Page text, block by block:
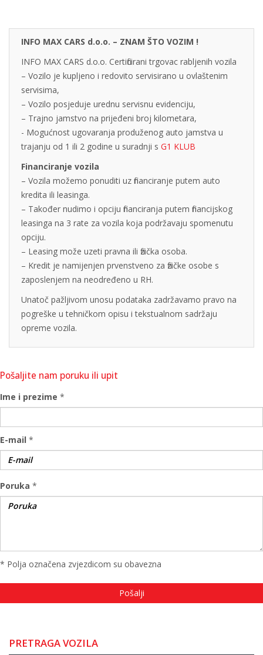
INFO MAX CARS d.o.o. – ZNAM ŠTO VOZIM !
INFO MAX CARS d.o.o. Certificirani trgovac rabljenih vozila
– Vozilo je kupljeno i redovito servisirano u ovlaštenim
servisima,
– Vozilo posjeduje urednu servisnu evidenciju,
– Trajno jamstvo na prijeđeni broj kilometara,
- Mogućnost ugovaranja produženog auto jamstva u
trajanju od 1 ili 2 godine u suradnji s G1 KLUB
Financiranje vozila
– Vozila možemo ponuditi uz financiranje putem auto
kredita ili leasinga.
– Također nudimo i opciju financiranja putem financijskog
leasinga na 3 rate za vozila koja podržavaju spomenutu
opciju.
– Leasing može uzeti pravna ili fizička osoba.
– Kredit je namijenjen prvenstveno za fizičke osobe s
zaposlenjem na neodređeno u RH.
Unatoč pažljivom unosu podataka zadržavamo pravo na
pogreške u tehničkom opisu i tekstualnom sadržaju
opreme vozila.
Pošaljite nam poruku ili upit
Ime i prezime *
E-mail *
Poruka *
* Polja označena zvjezdicom su obavezna
PRETRAGA VOZILA